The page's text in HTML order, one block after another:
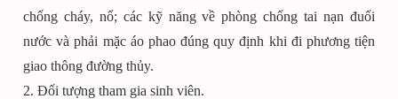
chống cháy, nổ; các kỹ năng về phòng chống tai nạn đuối
nước và phải mặc áo phao đúng quy định khi đi phương tiện
giao thông đường thủy.
2. Đối tượng tham gia sinh viên.